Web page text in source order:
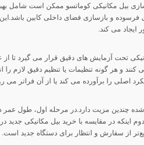
بیل مکانیکی کوماتسو ممکن است شامل
فرسوده و بازسازی فضای داخلی کابین
ایجاد می کند.
تحت آزمایش های دقیق قرار می گیرد تا
و هر گونه تنظیمات یا تنظیم دقیق لازم
اصلی را برآورده می کند یا از آن فراتر می
چندین مزیت دارد.در مرحله اول، طول
اینکه در مقایسه با خرید بیل مکانیکی
از سفارش و انتظار برای دستگاه جدید است.